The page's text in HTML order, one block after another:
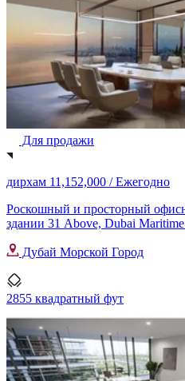
Для продажи
дирхам 11,152,000 /Ежегодно
Роскошный и просторный
здании 31 Above, Dubai
Дубай Морской Город
2855 квадратный фут